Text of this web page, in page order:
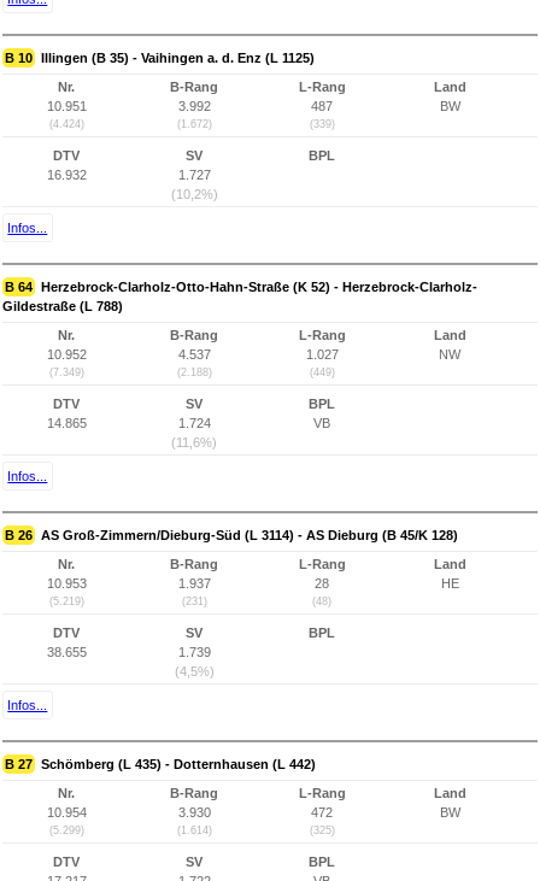
B 10 Illingen (B 35) - Vaihingen a. d. Enz (L 1125)
Nr.
10.951
(4.424)
B-Rang
3.992
(1.672)
L-Rang
487
(339)
Land
BW
DTV
16.932
SV
1.727
(10,2%)
BPL
Infos...
B 64 Herzebrock-Clarholz-Otto-Hahn-Straße (K 52) - Herzebrock-Clarholz-
Gildestraße (L 788)
Nr.
10.952
(7.349)
B-Rang
4.537
(2.188)
L-Rang
1.027
(449)
Land
NW
DTV
14.865
SV
1.724
(11,6%)
BPL
VB
Infos...
B 26 AS Groß-Zimmern/Dieburg-Süd (L 3114) - AS Dieburg (B 45/K 128)
Nr.
10.953
(5.219)
B-Rang
1.937
(231)
L-Rang
28
(48)
Land
HE
DTV
38.655
SV
1.739
(4,5%)
BPL
Infos...
B 27 Schömberg (L 435) - Dotternhausen (L 442)
Nr.
10.954
(5.299)
B-Rang
3.930
(1.614)
L-Rang
472
(325)
Land
BW
DTV
SV
BPL